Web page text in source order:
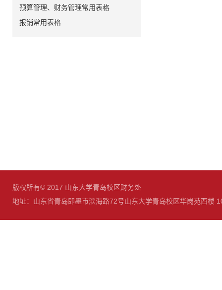
预算管理、财务管理常用表格
报销常用表格
版权所有© 2017 山东大学青岛校区财务处
地址：山东省青岛即墨市滨海路72号山东大学青岛校区华岗苑西